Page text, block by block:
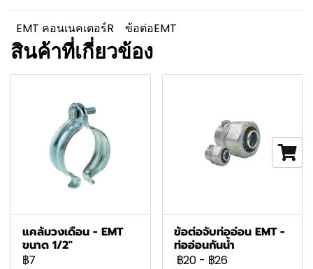
EMT คอนเนคเตอร์R ข้อต่อEMT
สินค้าที่เกี่ยวข้อง
แคล้มวงเดือน - EMT
ขนาด 1/2"
฿7
ข้อต่อจับท่ออ่อน EMT -
ท่ออ่อนกันน้ำ
฿20 - ฿26